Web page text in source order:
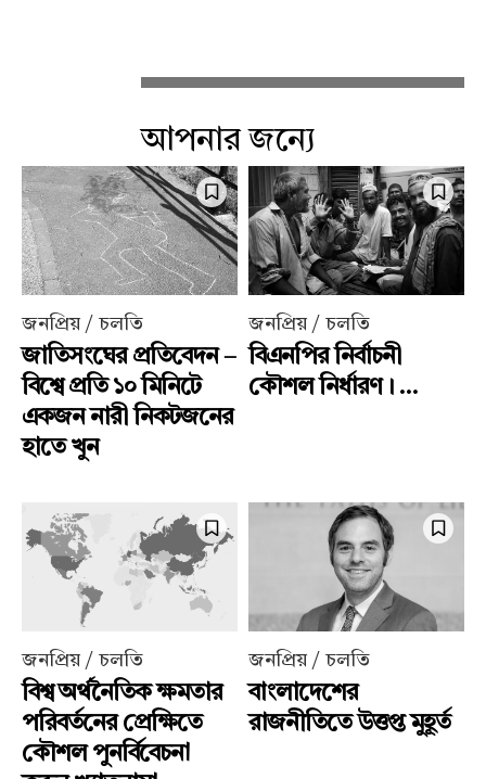
আপনার জন্যে
জনপ্রিয় / চলতি
জাতিসংঘের প্রতিবেদন –
বিশ্বে প্রতি ১০ মিনিটে
একজন নারী নিকটজনের
হাতে খুন
জনপ্রিয় / চলতি
বিএনপির নির্বাচনী
কৌশল নির্ধারণ। ...
জনপ্রিয় / চলতি
বিশ্ব অর্থনৈতিক ক্ষমতার
পরিবর্তনের প্রেক্ষিতে
কৌশল পুনর্বিবেচনা
জনপ্রিয় / চলতি
বাংলাদেশের
রাজনীতিতে উত্তপ্ত মুহূর্ত